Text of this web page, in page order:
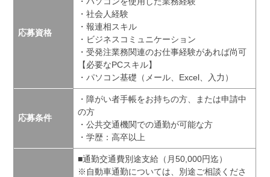
応募資格
・社会人経験
・報連相スキル
・ビジネスコミュニケーション
・受発注業務関連のお仕事経験があれば尚可
【必要なPCスキル】
・パソコン基礎（メール、Excel、入力）
応募条件
・障がい者手帳をお持ちの方、または申請中
の方
・公共交通機関での通勤が可能な方
・学歴：高卒以上
■通勤交通費別途支給（月50,000円迄）
※自動車通勤については、別途ご相談くださ